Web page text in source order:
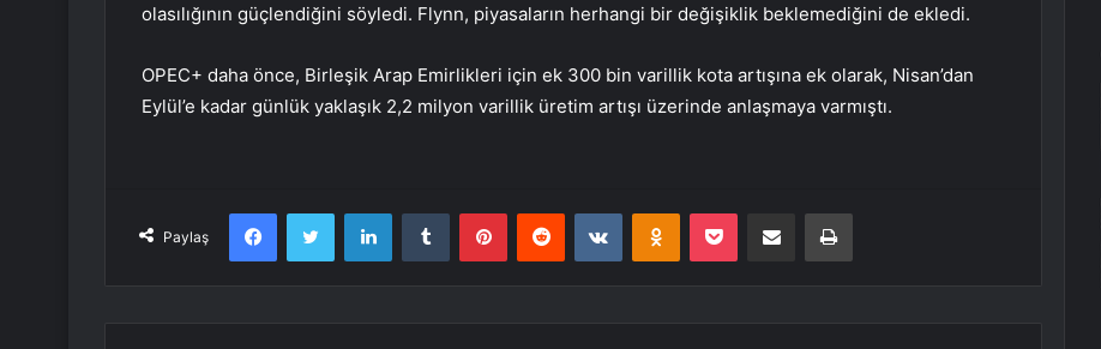
olasılığının güçlendiğini söyledi. Flynn, piyasaların herhangi bir değişiklik beklemediğini de ekledi.
OPEC+ daha önce, Birleşik Arap Emirlikleri için ek 300 bin varillik kota artışına ek olarak, Nisan’dan
Eylül’e kadar günlük yaklaşık 2,2 milyon varillik üretim artışı üzerinde anlaşmaya varmıştı.
Paylaş
FacebookTwitter LinkedInTumblr PinterestReddit VKontakteOdnoklassniki
Pocket E-Posta ile paylaş Yazdır